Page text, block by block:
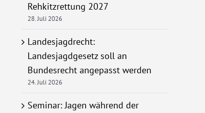
Rehkitzrettung 2027
28. Juli 2026
Landesjagdrecht:
Landesjagdgesetz soll an
Bundesrecht angepasst werden
24. Juli 2026
Seminar: Jagen während der